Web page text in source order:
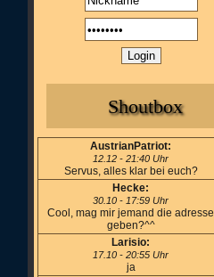
Shoutbox
AustrianPatriot:
12.12 - 21:40 Uhr
Servus, alles klar bei euch?
Hecke:
30.10 - 17:59 Uhr
Cool, mag mir jemand die adresse
geben?^^
Larisio:
17.10 - 20:55 Uhr
ja